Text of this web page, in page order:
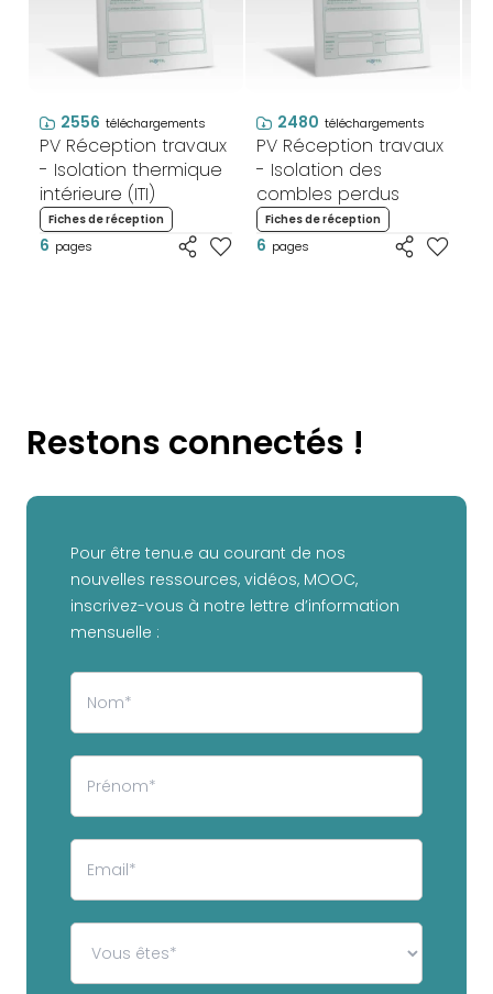
2556 téléchargements
PV Réception travaux
- Isolation thermique
intérieure (ITI)
Fiches de réception
6 pages
2480 téléchargements
PV Réception travaux
- Isolation des
combles perdus
Fiches de réception
6 pages
Restons connectés !
Pour être tenu.e au courant de nos
nouvelles ressources, vidéos, MOOC,
inscrivez-vous à notre lettre d’information
mensuelle :